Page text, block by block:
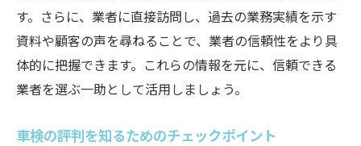
す。さらに、業者に直接訪問し、過去の業務実績を示す
資料や顧客の声を尋ねることで、業者の信頼性をより具
体的に把握できます。これらの情報を元に、信頼できる
業者を選ぶ一助として活用しましょう。
車検の評判を知るためのチェックポイント